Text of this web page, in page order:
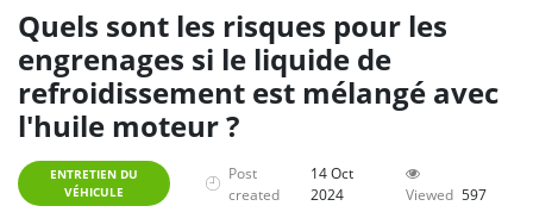
Quels sont les risques pour les
engrenages si le liquide de
refroidissement est mélangé avec
l'huile moteur ?
ENTRETIEN DU
VÉHICULE
Post
created
14 Oct
2024
Viewed 597